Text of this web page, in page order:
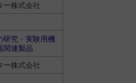
ー株式会社
研究・実験用機
関連製品
ー株式会社